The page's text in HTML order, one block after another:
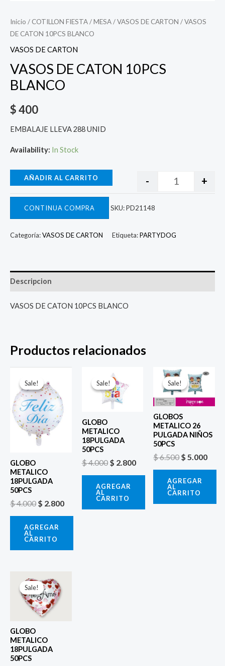
Inicio / COTILLON FIESTA/MESA/VASOS DE CARTON / VASOS
DE CATON 10PCS BLANCO
VASOS DE CARTON
VASOS DE CATON 10PCS
BLANCO
$400
EMBALAJE LLEVA 288 UNID
Availability: In Stock
- +
AÑADIR AL CARRITO
CONTINUA COMPRA SKU:PD21148
Categoría:VASOS DE CARTON Etiqueta:PARTYDOG
Descripcion
VASOS DE CATON 10PCS BLANCO
Productos relacionados
Sale!
Sale!
GLOBO
METALICO
18PULGADA
50PCS
$4.000
precio
original
era:
$ 4.000.
$ 2.800
AGREGAR
AL
CARRITO
Sale!
Sale!
GLOBO
METALICO
18PULGADA
50PCS
$4.000
El
precio
original
era:
$ 4.000.
$ 2.800
AGREGAR
AL
CARRITO
Sale!
Sale!
GLOBOS
METALICO 26
PULGADA NIÑOS
50PCS
$6.500
El
precio
original
era:
$ 5.000
El
AGREGAR
AL
CARRITO
Sale!
Sale!
GLOBO
METALICO
18PULGADA
50PCS
precio
original
era:
$ 4.000.